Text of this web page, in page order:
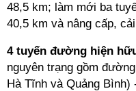
48,5 km; làm mới ba
40,5 km và nâng cấp,
4 tuyến đường hiện
nguyên trạng gồm
Hà Tĩnh và Quảng Bình)